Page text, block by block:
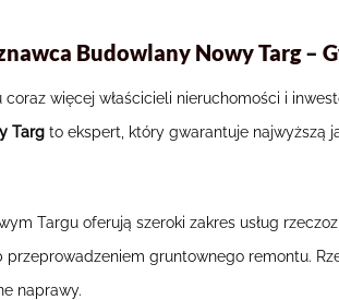
Budowlany Nowy Targ –
więcej właścicieli nieruchomości i
Targ to ekspert, który gwarantuje najwyższą
Targu oferują szeroki zakres usług
przeprowadzeniem gruntownego remontu.
naprawy.